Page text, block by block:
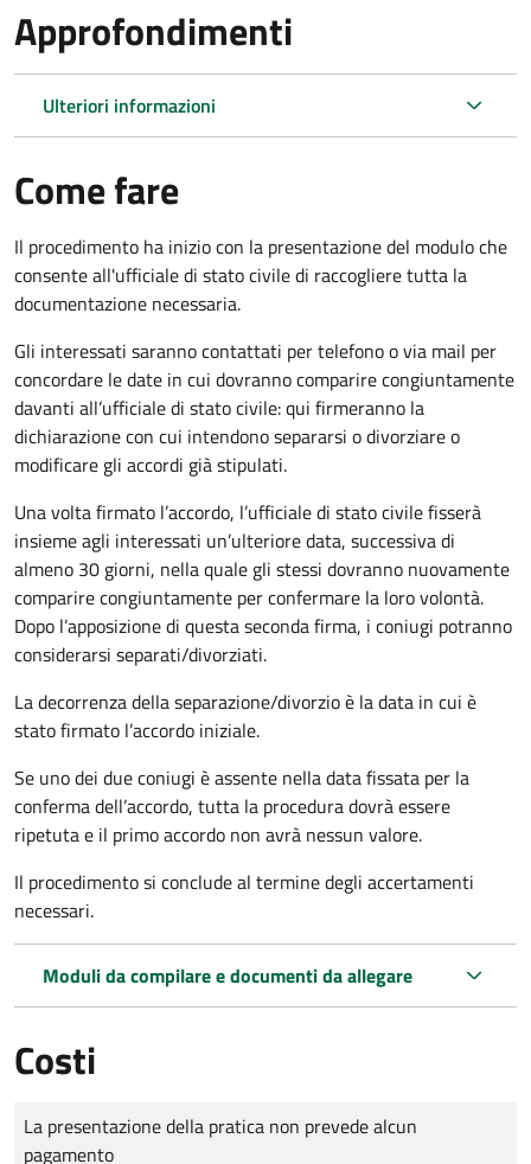
Approfondimenti
Ulteriori informazioni
Come fare
Il procedimento ha inizio con la presentazione del modulo che
consente all'ufficiale di stato civile di raccogliere tutta la
documentazione necessaria.
Gli interessati saranno contattati per telefono o via mail per
concordare le date in cui dovranno comparire congiuntamente
davanti all’ufficiale di stato civile: qui firmeranno la
dichiarazione con cui intendono separarsi o divorziare o
modificare gli accordi già stipulati.
Una volta firmato l’accordo, l’ufficiale di stato civile fisserà
insieme agli interessati un’ulteriore data, successiva di
almeno 30 giorni, nella quale gli stessi dovranno nuovamente
comparire congiuntamente per confermare la loro volontà.
Dopo l’apposizione di questa seconda firma, i coniugi potranno
considerarsi separati/divorziati.
La decorrenza della separazione/divorzio è la data in cui è
stato firmato l’accordo iniziale.
Se uno dei due coniugi è assente nella data fissata per la
conferma dell’accordo, tutta la procedura dovrà essere
ripetuta e il primo accordo non avrà nessun valore.
Il procedimento si conclude al termine degli accertamenti
necessari.
Moduli da compilare e documenti da allegare
Costi
Tipo di pagamento
Importo
La presentazione della pratica non prevede alcun
pagamento